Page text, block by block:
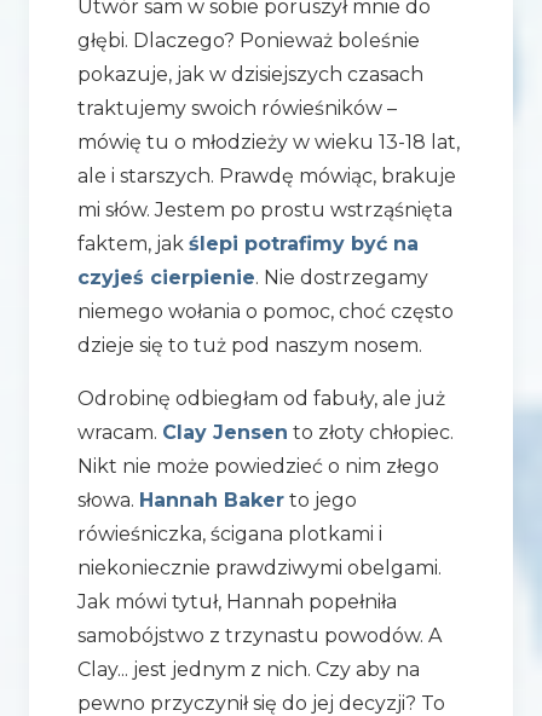
Utwór sam w sobie poruszył mnie do
głębi. Dlaczego? Ponieważ boleśnie
pokazuje, jak w dzisiejszych czasach
traktujemy swoich rówieśników –
mówię tu o młodzieży w wieku 13-18 lat,
ale i starszych. Prawdę mówiąc, brakuje
mi słów. Jestem po prostu wstrząśnięta
faktem, jak ślepi potrafimy być na
czyjeś cierpienie. Nie dostrzegamy
niemego wołania o pomoc, choć często
dzieje się to tuż pod naszym nosem.
Odrobinę odbiegłam od fabuły, ale już
wracam. Clay Jensen to złoty chłopiec.
Nikt nie może powiedzieć o nim złego
słowa. Hannah Bakerto jego
rówieśniczka, ścigana plotkami i
niekoniecznie prawdziwymi obelgami.
Jak mówi tytuł, Hannah popełniła
samobójstwo z trzynastu powodów. A
Clay... jest jednym z nich. Czy aby na
pewno przyczynił się do jej decyzji? To